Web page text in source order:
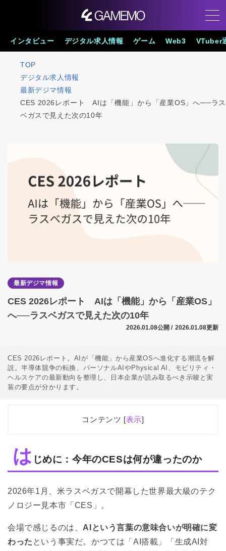
インタビュー デジタル求人情報 ゲーム Web3 VTuber
TOP
デジタル求人情報
最新デジマ情報
CES 2026レポート AIは「機能」から「産業OS」へ──ラス
ベガスで見えた次の10年
最新デジマ情報
CES 2026レポート AIは「機能」から「産業OS」
へ──ラスベガスで見えた次の10年
2026.01.08公開 / 2026.01.08更新
CES 2026レポート。AIが「機能」から産業OSへ進化する潮流を解
説。半導体競争の転換、パーソナルAIやPhysical AI、モビリティ・
ヘルスケアの最新動向を整理し、日本企業が読み取るべき示唆と実
装の要点が分かります。
コンテンツ [表示]
2
第1章：半導体競争の次元が変わった──AIチップ
は“部品”ではなく“思想”
AI”へ
4
第3章：Physical AIが本気を出し始めた──ロボット
第4章：モビリティとAI──クルマは「走るデバイス」
から「判断する空間」へ
は じめに：今年のCESは何が違ったのか
2026年1月、米ラスベガスで開幕した世界最大級のテク
ノロジー見本市「CES」。
会場で感じるのは、 AIという言葉の意味合いが明確に変
わった という事実だ。かつては「AI搭載」「生成AI対